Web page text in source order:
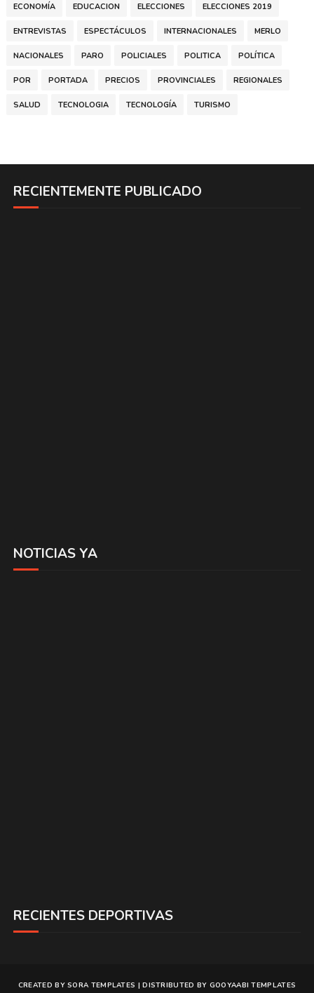
ECONOMÍA EDUCACION ELECCIONES ELECCIONES 2019
ENTREVISTAS ESPECTÁCULOS INTERNACIONALES MERLO
NACIONALES PARO POLICIALES POLITICA POLÍTICA
POR PORTADA PRECIOS PROVINCIALES REGIONALES
SALUD TECNOLOGIA TECNOLOGÍA TURISMO
RECIENTEMENTE PUBLICADO
NOTICIAS YA
RECIENTES DEPORTIVAS
CREATED BYSORA TEMPLATES | DISTRIBUTED BY GOOYAABI TEMPLATES